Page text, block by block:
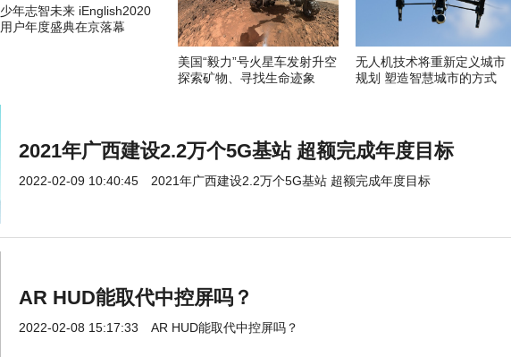
少年志智未来 iEnglish2020
用户年度盛典在京落幕
美国“毅力”号火星车发射升空
探索矿物、寻找生命迹象
无人机技术将重新定义城市
规划 塑造智慧城市的方式
2021年广西建设2.2万个5G基站 超额完成年度目标
2022-02-09 10:40:45 2021年广西建设2.2万个5G基站 超额完成年度目标
AR HUD能取代中控屏吗？
2022-02-08 15:17:33 AR HUD能取代中控屏吗？